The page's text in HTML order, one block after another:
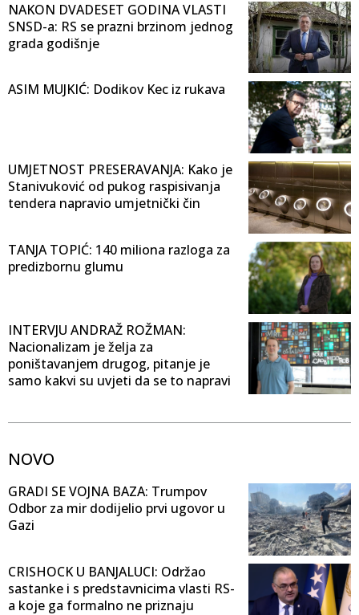
NAKON DVADESET GODINA VLASTI
SNSD-a: RS se prazni brzinom jednog
grada godišnje
ASIM MUJKIĆ: Dodikov Kec iz rukava
UMJETNOST PRESERAVANJA: Kako je
Stanivuković od pukog raspisivanja
tendera napravio umjetnički čin
TANJA TOPIĆ: 140 miliona razloga za
predizbornu glumu
INTERVJU ANDRAŽ ROŽMAN:
Nacionalizam je želja za
poništavanjem drugog, pitanje je
samo kakvi su uvjeti da se to napravi
NOVO
GRADI SE VOJNA BAZA: Trumpov
Odbor za mir dodijelio prvi ugovor u
Gazi
CRISHOCK U BANJALUCI: Održao
sastanke i s predstavnicima vlasti RS-
a koje ga formalno ne priznaju